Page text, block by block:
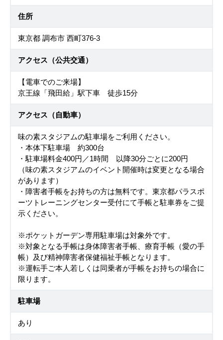
住所
東京都 調布市 西町376-3
アクセス（公共交通）
【電車でのご来場】
京王線「飛田給」駅下車 徒歩15分
アクセス（自動車）
味の素スタジアムの駐車場をご利用ください。
・本体下駐車場 約300台
・駐車場料金400円／1時間 以降30分ごとに200円
（味の素スタジアムのイベント開催時は変更となる場合
があります）
・障害者手帳をお持ちの方は無料です。東京都パラスポ
ーツトレーニングセンター受付にて手帳と駐車券をご提
示ください。
※ポケットガーデン専用駐車場は対象外です。
※対象となる手帳は身体障害者手帳、療育手帳（愛の手
帳）及び精神障害者保健福祉手帳となります。
※運転手ご本人若しくは同乗者が手帳をお持ちの場合に
限ります。
駐車場
あり